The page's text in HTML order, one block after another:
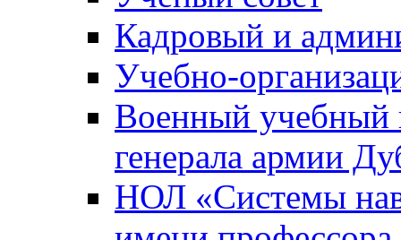
Кадровый и
Учебно-
Военный учебный
генерала армии
НОЛ «Системы